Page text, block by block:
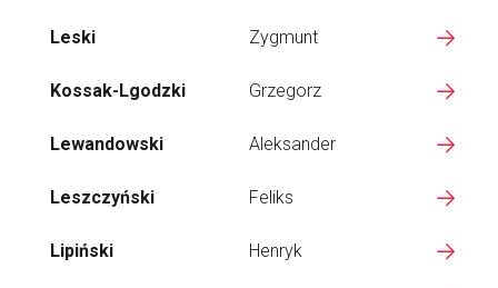
Leski Zygmunt
Kossak-Lgodzki Grzegorz
Lewandowski Aleksander
Leszczyński Feliks
Lipiński Henryk